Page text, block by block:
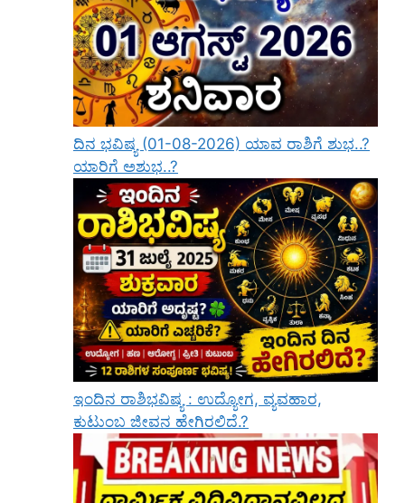
ದಿನ ಭವಿಷ್ಯ (01-08-2026) ಯಾವ ರಾಶಿಗೆ ಶುಭ..?
ಯಾರಿಗೆ ಅಶುಭ..?
ಇಂದಿನ ರಾಶಿಭವಿಷ್ಯ : ಉದ್ಯೋಗ, ವ್ಯವಹಾರ,
ಕುಟುಂಬ ಜೀವನ ಹೇಗಿರಲಿದೆ.?